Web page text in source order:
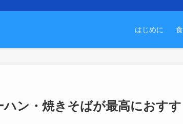
はじめに 食
ン・焼きそばが最高におすす